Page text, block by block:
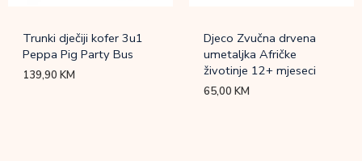
Trunki dječiji kofer 3u1
Peppa Pig Party Bus
139,90KM
Djeco Zvučna drvena
umetaljka Afričke
životinje 12+ mjeseci
65,00KM